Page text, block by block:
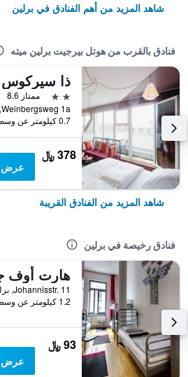
شاهد المزيد من أهم الفنادق في برلين
فنادق بالقرب من هوتل بيرجيت برلين ميته
2 نجمتين
ممتاز 8.6
0.7 كيلومتر عن وسط المدينة
378 ﷼
عرض
شاهد المزيد من الفنادق القريبة
فنادق رخيصة في برلين
Johannisstr. 11, برلين, ألمانيا
1.2 كيلومتر عن وسط المدينة
93 ﷼
عرض